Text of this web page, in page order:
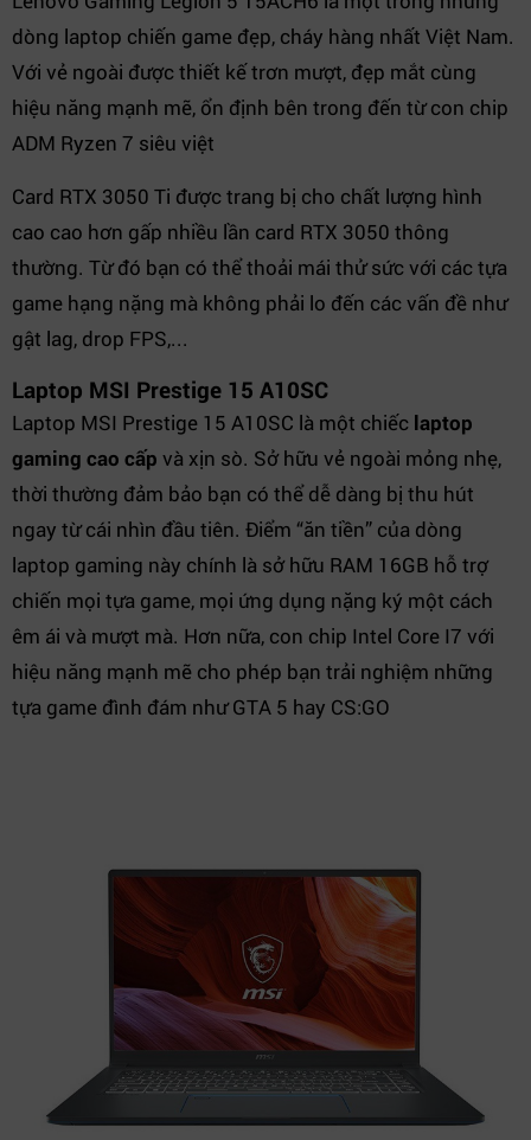
dòng laptop chiến game đẹp, cháy hàng nhất Việt Nam.
Với vẻ ngoài được thiết kế trơn mượt, đẹp mắt cùng
hiệu năng mạnh mẽ, ổn định bên trong đến từ con chip
ADM Ryzen 7 siêu việt
Card RTX 3050 Ti được trang bị cho chất lượng hình
cao cao hơn gấp nhiều lần card RTX 3050 thông
thường. Từ đó bạn có thể thoải mái thử sức với các tựa
game hạng nặng mà không phải lo đến các vấn đề như
gật lag, drop FPS,...
Laptop MSI Prestige 15 A10SC
Laptop MSI Prestige 15 A10SC là một chiếc laptop
gaming cao cấp và xịn sò. Sở hữu vẻ ngoài mỏng nhẹ,
thời thường đảm bảo bạn có thể dễ dàng bị thu hút
ngay từ cái nhìn đầu tiên. Điểm “ăn tiền” của dòng
laptop gaming này chính là sở hữu RAM 16GB hỗ trợ
chiến mọi tựa game, mọi ứng dụng nặng ký một cách
êm ái và mượt mà. Hơn nữa, con chip Intel Core I7 với
hiệu năng mạnh mẽ cho phép bạn trải nghiệm những
tựa game đình đám như GTA 5 hay CS:GO